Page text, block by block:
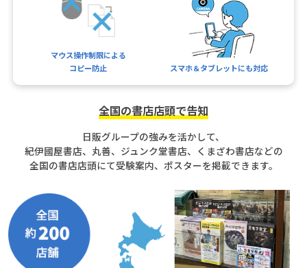
マウス操作制限による
コピー防止
スマホ＆タブレットにも対応
全国の書店店頭で告知
日販グループの強みを活かして、
紀伊國屋書店、丸善、ジュンク堂書店、くまざわ書店などの
全国の書店店頭にて受験案内、ポスターを掲載できます。